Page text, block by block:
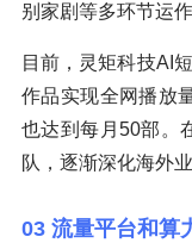
别家剧等多环节运
目前，灵矩科技AI
作品实现全网播放
也达到每月50部。
队，逐渐深化海外业
03 流量平台和算